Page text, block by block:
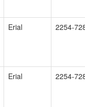
Erial 2254-
Erial 2254-